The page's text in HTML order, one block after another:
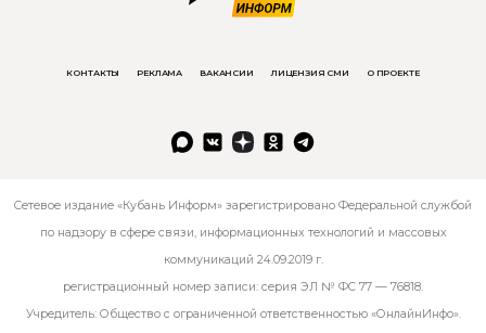
КОНТАКТЫ РЕКЛАМА ВАКАНСИИ ЛИЦЕНЗИЯ СМИ О ПРОЕКТЕ
Сетевое издание «Кубань Информ» зарегистрировано Федеральной службой
по надзору в сфере связи, информационных технологий и массовых
коммуникаций 24.09.2019 г.
регистрационный номер записи: серия ЭЛ № ФС 77 — 76818.
Учредитель: Общество с ограниченной ответственностью «ОнлайнИнфо».